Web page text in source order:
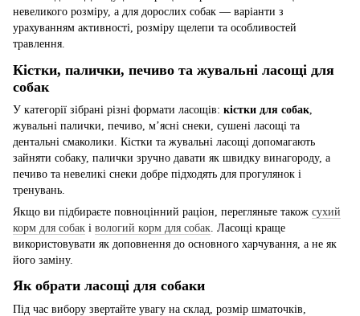
невеликого розміру, а для дорослих собак — варіанти з
урахуванням активності, розміру щелепи та особливостей
травлення.
Кістки, палички, печиво та жувальні ласощі для
собак
У категорії зібрані різні формати ласощів: кістки для собак
жувальні палички, печиво, м’ясні снеки, сушені ласощі та
дентальні смаколики. Кістки та жувальні ласощі допомагають
зайняти собаку, палички зручно давати як швидку винагороду, а
печиво та невеликі снеки добре підходять для прогулянок і
тренувань.
Якщо ви підбираєте повноцінний раціон, перегляньте також сухий
корм для собак і вологий корм для собак . Ласощі краще
використовувати як доповнення до основного харчування, а не як
його заміну.
Як обрати ласощі для собаки
Під час вибору звертайте увагу на склад, розмір шматочків,